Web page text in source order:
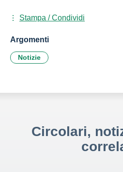
Stampa / Condividi
Argomenti
Notizie
Circolari,